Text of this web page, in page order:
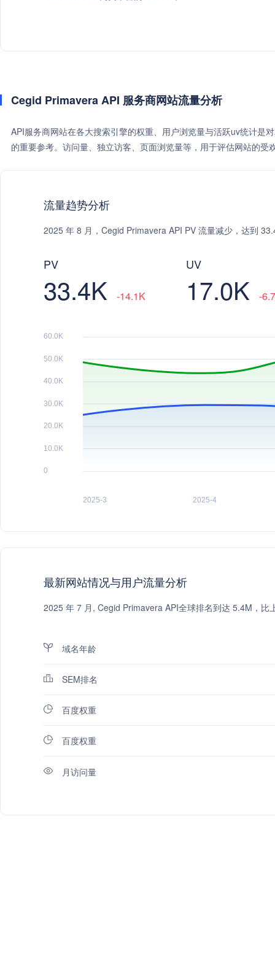
Cegid Primavera API 服务商网站流量分析
API服务商网站在各大搜索引擎的权重、用户浏览量与活跃uv统计是
的重要参考。访问量、独立访客、页面浏览量等，用于评估网站的
流量趋势分析
2025 年 8 月，Cegid Primavera API PV 流量减少，达到
PV
33.4K -14.1K
UV
17.0K -
最新网站情况与用户流量分析
2025 年 7 月, Cegid Primavera API全球排名到达 5.4M，
域名年龄
SEM排名
百度权重
百度权重
月访问量